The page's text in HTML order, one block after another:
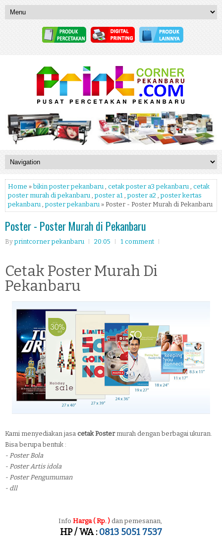
Home »bikin poster pekanbaru cetak poster a3 pekanbaru
cetak
poster murah di pekanbaru ,poster a1 ,poster a2 ,poster kertas
pekanbaru ,poster pekanbaru » Poster - Poster Murah di Pekanbaru
Poster - Poster Murah di Pekanbaru
Byprintcorner pekanbaru 20:05 1 comment
Cetak Poster Murah Di
Pekanbaru
Kami menyediakan jasa cetak Postermurah dengan berbagai ukuran.
Bisa berupa bentuk :
- Poster Bola
- Poster Artis idola
- Poster Pengumuman
- dll
Info Harga ( Rp. ) dan pemesanan,
HP / WA : 0813 5051 7537